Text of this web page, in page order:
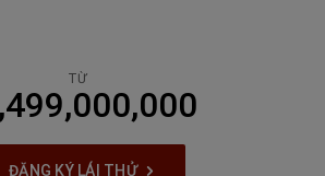
TỪ
ĐĂNG KÝ LÁI THỬ